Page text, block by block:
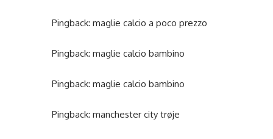
Pingback: maglie calcio a poco prezzo
Pingback: maglie calcio bambino
Pingback: maglie calcio bambino
Pingback: manchester city trøje